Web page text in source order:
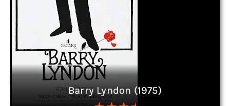
Barry Lyndon (1975)